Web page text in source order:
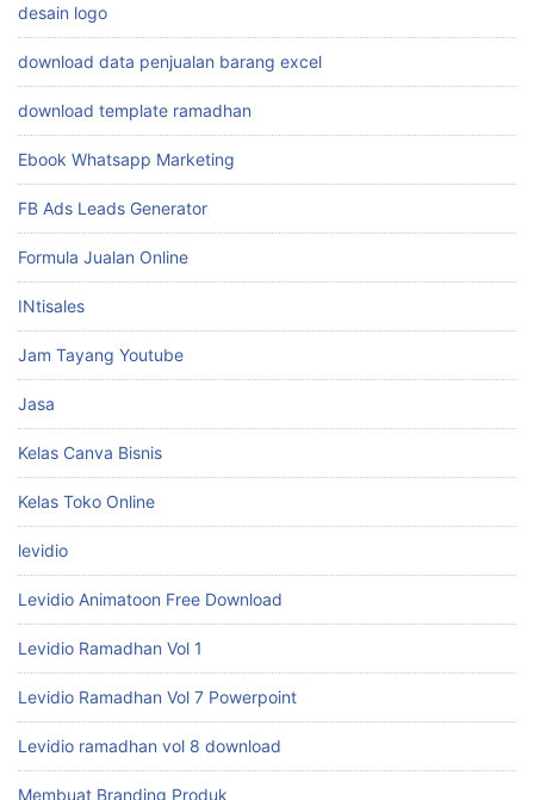
desain logo
download data penjualan barang excel
download template ramadhan
Ebook Whatsapp Marketing
FB Ads Leads Generator
Formula Jualan Online
INtisales
Jam Tayang Youtube
Jasa
Kelas Canva Bisnis
Kelas Toko Online
levidio
Levidio Animatoon Free Download
Levidio Ramadhan Vol 1
Levidio Ramadhan Vol 7 Powerpoint
Levidio ramadhan vol 8 download
Membuat Branding Produk